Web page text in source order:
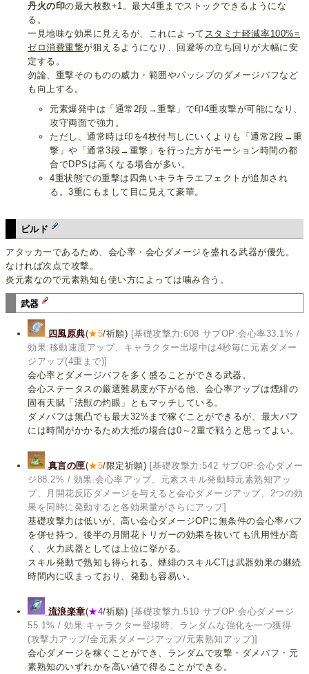
丹火の印の最大枚数+1。最大4重までストックできるようにな
る。
一見地味な効果に見えるが、これによって スタミナ軽減率100%=
ゼロ消費重撃が狙えるようになり、回避等の立ち回りが大幅に安
定する。
勿論、重撃そのものの威力・範囲やパッシブのダメージバフなど
も向上する。
元素爆発中は「通常2段→重撃」で印4重攻撃が可能になり、
攻守両面で強力。
ただし、通常時は印を4枚付与しにいくよりも「通常2段→重
撃」や「通常3段→重撃」を行った方がモーション時間の都
合でDPSは高くなる場合が多い。
4重状態での重撃は四角いキラキラエフェクトが追加され
る。3重にもまして目に見えて豪華。
ビルド
アタッカーであるため、会心率・会心ダメージを盛れる武器が優先。
なければ次点で攻撃。
炎元素なので元素熟知も使い方によっては噛み合う。
武器
四風原典(★5/祈願) [基礎攻撃力:608 サブOP:会心率33.1% /
効果:移動速度アップ、キャラクター出場中は4秒毎に元素ダメー
ジアップ(4重まで)]
会心率とダメージバフを多く盛ることができる武器。
会心ステータスの厳選難易度が下がる他、会心率アップは煙緋の
固有天賦「法獣の灼眼」ともマッチしている。
ダメバフは無凸でも最大32%まで稼ぐことができるが、最大バフ
には時間がかかるため大抵の場合は0～2重で戦うと思ってよい。
真言の匣(★5/限定祈願) [基礎攻撃力:542 サブOP:会心ダメー
ジ88.2% / 効果:会心率アップ、元素スキル発動時元素熟知アッ
プ、月開花反応ダメージを与えると会心ダメージアップ、2つの効
果を同時に発動すると各効果量がさらにアップ]
基礎攻撃力は低いが、高い会心ダメージOPに無条件の会心率バフ
を併せ持つ。後半の月開花トリガーの効果を抜いても汎用性が高
く、火力武器としては上位に挙がる。
スキル発動で熟知も得られる。煙緋のスキルCTは武器効果の継続
時間内に収まっており、発動も容易い。
流浪楽章(★4/祈願) [基礎攻撃力:510 サブOP:会心ダメージ
55.1% / 効果:キャラクター登場時、ランダムな強化を一つ獲得
(攻撃力アップ/全元素ダメージアップ/元素熟知アップ)]
会心ダメージを稼ぐことができ、ランダムで攻撃・ダメバフ・元
素熟知のいずれかを高い値で得ることができる。